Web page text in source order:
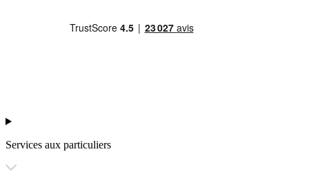
Services aux particuliers